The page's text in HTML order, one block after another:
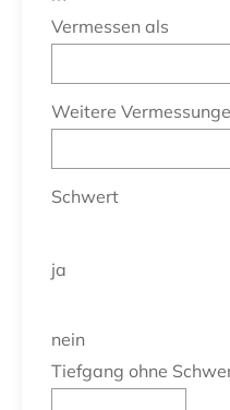
Vermessen als
Weitere
Schwert
ja
nein
Tiefgang ohne